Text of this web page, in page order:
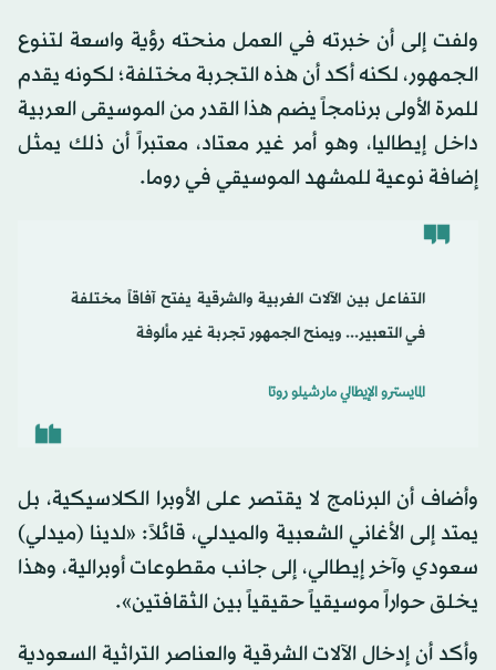
ولفت إلى أن خبرته في العمل منحته رؤية واسعة لتنوع
الجمهور، لكنه أكد أن هذه التجربة مختلفة؛ لكونه يقدم
للمرة الأولى برنامجاً يضم هذا القدر من الموسيقى العربية
داخل إيطاليا، وهو أمر غير معتاد، معتبراً أن ذلك يمثل
إضافة نوعية للمشهد الموسيقي في روما.
التفاعل بين الآلات الغربية والشرقية يفتح آفاقاً مختلفة
في التعبير... ويمنح الجمهور تجربة غير مألوفة
المايسترو الإيطالي مارشيلو روتا
وأضاف أن البرنامج لا يقتصر على الأوبرا الكلاسيكية، بل
يمتد إلى الأغاني الشعبية والميدلي، قائلاً: «لدينا (ميدلي)
سعودي وآخر إيطالي، إلى جانب مقطوعات أوبرالية، وهذا
يخلق حواراً موسيقياً حقيقياً بين الثقافتين».
وأكد أن إدخال الآلات الشرقية والعناصر التراثية السعودية